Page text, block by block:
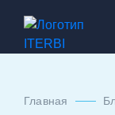
Главная